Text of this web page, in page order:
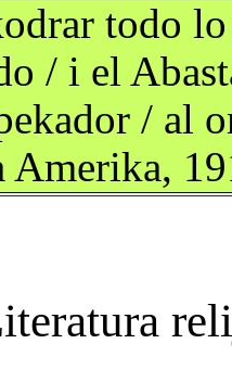
todo
/ i el
/ al
Amerika,